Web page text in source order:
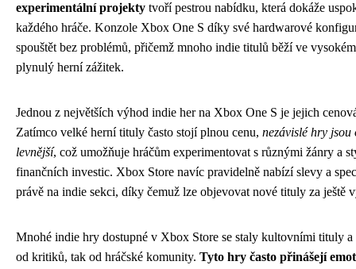
experimentální projekty tvoří pestrou nabídku, která dokáže
každého hráče. Konzole Xbox One S díky své hardwarové
spouštět bez problémů, přičemž mnoho indie titulů běží ve
plynulý herní zážitek.
Jednou z největších výhod indie her na Xbox One S je jejich
Zatímco velké herní tituly často stojí plnou cenu, nezávislé hry jsou
levnější, což umožňuje hráčům experimentovat s různými žánry a
finančních investic. Xbox Store navíc pravidelně nabízí slevy a
právě na indie sekci, díky čemuž lze objevovat nové tituly za ještě
Mnohé indie hry dostupné v Xbox Store se staly kultovními tituly
od kritiků, tak od hráčské komunity. Tyto hry často přinášejí